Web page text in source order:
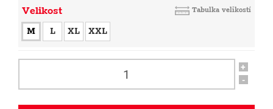
Velikost Tabulka velikostí
M L XL XXL
+
-